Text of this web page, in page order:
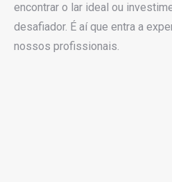
encontrar o lar ideal ou
desafiador. É aí que entra a
nossos profissionais.